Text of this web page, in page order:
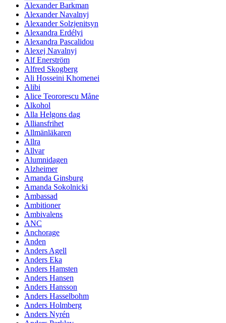
Alexander Barkman
Alexander Navalnyj
Alexander Solzjenitsyn
Alexandra Erdélyi
Alexandra Pascalidou
Alexej Navalnyj
Alf Enerström
Alfred Skogberg
Ali Hosseini Khomenei
Alibi
Alice Teororescu Måne
Alkohol
Alla Helgons dag
Alliansfrihet
Allmänläkaren
Allra
Allvar
Alumnidagen
Alzheimer
Amanda Ginsburg
Amanda Sokolnicki
Ambassad
Ambitioner
Ambivalens
ANC
Anchorage
Anden
Anders Agell
Anders Eka
Anders Hamsten
Anders Hansen
Anders Hansson
Anders Hasselbohm
Anders Holmberg
Anders Nyrén